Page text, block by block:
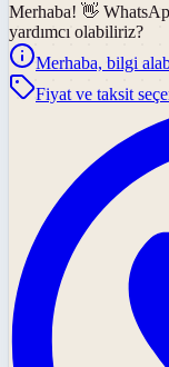
Merhaba! 👋
yardımcı olabiliriz?
Merhaba, bilgi
Fiyat ve taksit